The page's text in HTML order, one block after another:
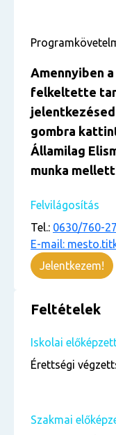
Amennyiben
felkeltette
gombra
Államilag
munka
Felvilágosítás
Tel.: 0630/760-
E-mail:
Jelentkezem!
Feltételek
Iskolai
Érettségi
Szakmai